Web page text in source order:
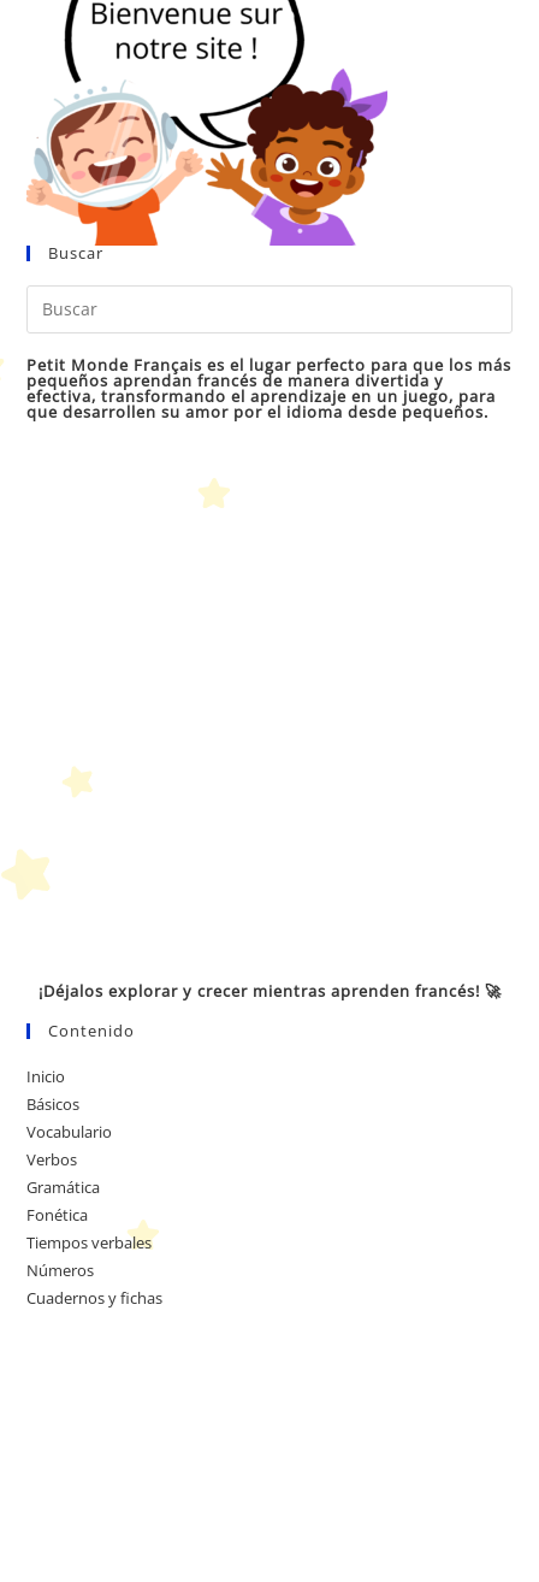
Buscar
Petit Monde Français es el lugar perfecto para que los más
pequeños aprendan francés de manera divertida y
efectiva, transformando el aprendizaje en un juego, para
que desarrollen su amor por el idioma desde pequeños.
¡Déjalos explorar y crecer mientras aprenden francés! 🚀
Contenido
Inicio
Básicos
Vocabulario
Verbos
Gramática
Fonética
Tiempos verbales
Números
Cuadernos y fichas